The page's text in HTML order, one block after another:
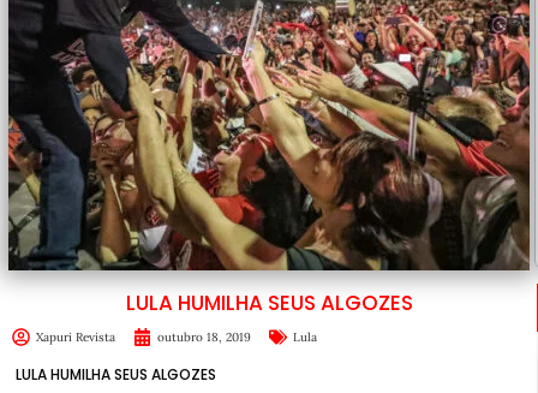
LULA HUMILHA SEUS ALGOZES
Xapuri Revista outubro 18, 2019 Lula
LULA HUMILHA SEUS ALGOZES